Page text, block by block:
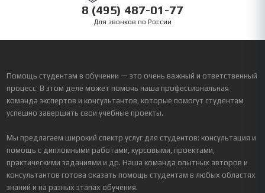
8 (495) 487-01-77
Для звонков по России
Помощь студентам в обучении — это очень важный и ответственный
процесс. В этом деле может помочь наша профессиональная
команда экспертов и консультантов, которые помогут студентам
успешно завершить свои учебные проекты.
Мы предлагаем широкий спектр услуг для студентов: консультация и
помощь с дипломными работами, курсовыми, проектами,
практическими заданиями и др. Наша команда опытных авторов и
консультантов готова оказать помощь студентам в любых областях
знаний и на разных этапах обучения.